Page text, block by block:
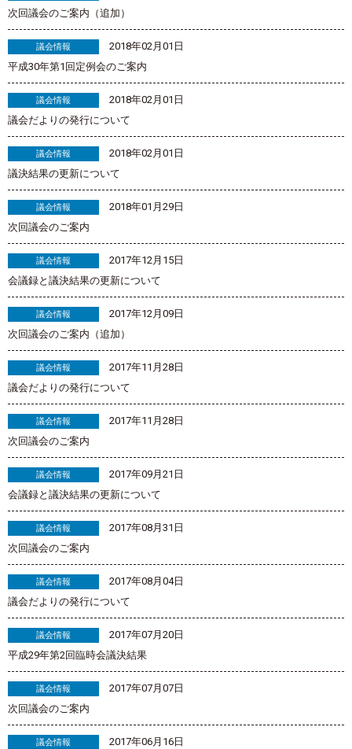
次回議会のご案内（追加）
議会情報
2018年02月01日
平成30年第1回定例会のご案内
議会情報
2018年02月01日
議会だよりの発行について
議会情報
2018年02月01日
議決結果の更新について
議会情報
2018年01月29日
次回議会のご案内
議会情報
2017年12月15日
会議録と議決結果の更新について
議会情報
2017年12月09日
次回議会のご案内（追加）
議会情報
2017年11月28日
議会だよりの発行について
議会情報
2017年11月28日
次回議会のご案内
議会情報
2017年09月21日
会議録と議決結果の更新について
議会情報
2017年08月31日
次回議会のご案内
議会情報
2017年08月04日
議会だよりの発行について
議会情報
2017年07月20日
平成29年第2回臨時会議決結果
議会情報
2017年07月07日
次回議会のご案内
議会情報
2017年06月16日